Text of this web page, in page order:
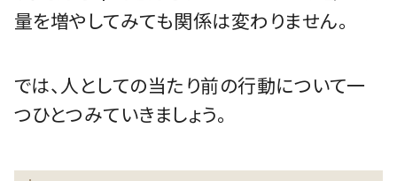
量を増やしてみても関係は変わりません。
では、人としての当たり前の行動について一
つひとつみていきましょう。